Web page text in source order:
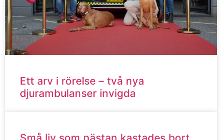
Ett arv i rörelse – två nya
djurambulanser invigda